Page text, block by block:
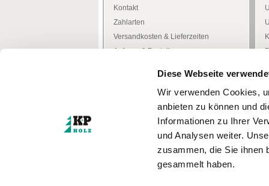
Diese Webseite
Wir verwenden Cookies,
anbieten zu können und
Informationen zu Ihrer
und Analysen weiter.
zusammen, die Sie ihnen
gesammelt haben.
Kontakt
Zahlarten
Versandkosten & Lieferzeiten
Anfrage & Bestellung
Freiwilliges Rückgaberecht
Zertifizierungen
Türenkonfigurator